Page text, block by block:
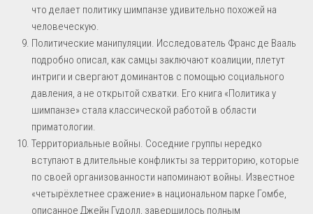
что делает политику шимпанзе удивительно похожей на
человеческую.
Политические манипуляции. Исследователь Франс де Вааль
подробно описал, как самцы заключают коалиции, плетут
интриги и свергают доминантов с помощью социального
давления, а не открытой схватки. Его книга «Политика у
шимпанзе» стала классической работой в области
приматологии.
Территориальные войны. Соседние группы нередко
вступают в длительные конфликты за территорию, которые
по своей организованности напоминают войны. Известное
«четырёхлетнее сражение» в национальном парке Гомбе,
описанное Джейн Гудолл, завершилось полным